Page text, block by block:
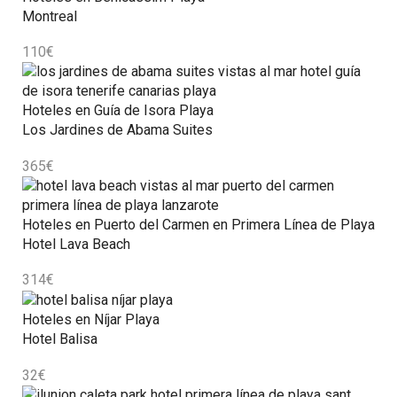
Montreal
110€
Hoteles en Guía de Isora Playa
Los Jardines de Abama Suites
365€
Hoteles en Puerto del Carmen en Primera Línea de Playa
Hotel Lava Beach
314€
Hoteles en Níjar Playa
Hotel Balisa
32€